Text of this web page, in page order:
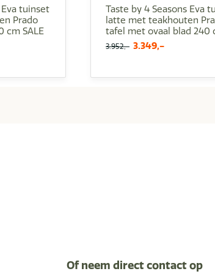
tuinset
Prado
cm SALE
.
Taste by 4 Seasons Eva
latte met teakhouten
tafel met ovaal blad 240
3.952,- Oorspronkelijke
3.952,-.
3.349,-Huidige
3.349,-.
Of neem direct contact op